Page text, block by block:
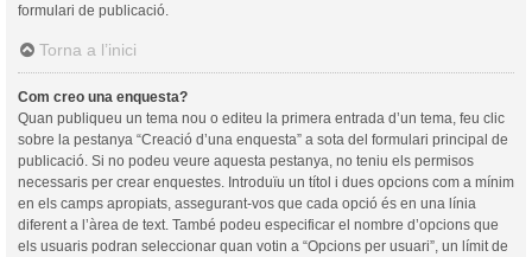
formulari de publicació.
Torna a l’inici
Com creo una enquesta?
Quan publiqueu un tema nou o editeu la primera entrada d’un tema, feu clic
sobre la pestanya “Creació d’una enquesta” a sota del formulari principal de
publicació. Si no podeu veure aquesta pestanya, no teniu els permisos
necessaris per crear enquestes. Introduïu un títol i dues opcions com a mínim
en els camps apropiats, assegurant-vos que cada opció és en una línia
diferent a l’àrea de text. També podeu especificar el nombre d’opcions que
els usuaris podran seleccionar quan votin a “Opcions per usuari”, un límit de